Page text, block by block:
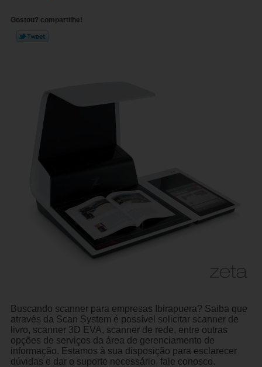
Gostou? compartilhe!
Buscando scanner para empresas Ibirapuera? Saiba que
através da Scan System é possível solicitar scanner de
livro, scanner 3D EVA, scanner de rede, entre outras
opções de serviços da área de gerenciamento de
informação. Estamos à sua disposição para esclarecer
dúvidas e dar o suporte necessário, fale conosco.